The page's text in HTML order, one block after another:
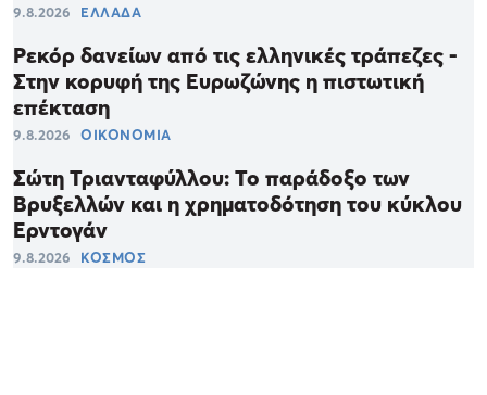
9.8.2026 ΕΛΛΑΔΑ
Ρεκόρ δανείων από τις ελληνικές τράπεζες -
Στην κορυφή της Ευρωζώνης η πιστωτική
επέκταση
9.8.2026 ΟΙΚΟΝΟΜΙΑ
Σώτη Τριανταφύλλου: Το παράδοξο των
Βρυξελλών και η χρηματοδότηση του κύκλου
Ερντογάν
9.8.2026 ΚΟΣΜΟΣ